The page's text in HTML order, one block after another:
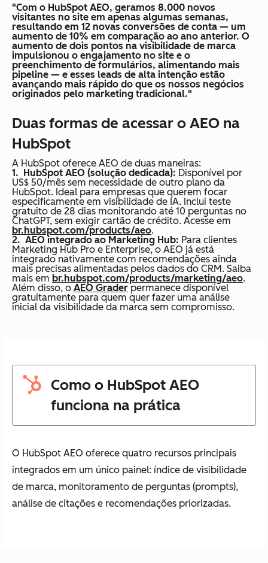
"Com o HubSpot AEO, geramos 8.000 novos
visitantes no site em apenas algumas semanas,
resultando em 12 novas conversões de conta — um
aumento de 10% em comparação ao ano anterior. O
aumento de dois pontos na visibilidade de marca
impulsionou o engajamento no site e o
preenchimento de formulários, alimentando mais
pipeline — e esses leads de alta intenção estão
avançando mais rápido do que os nossos negócios
originados pelo marketing tradicional."
Duas formas de acessar o AEO na
HubSpot
A HubSpot oferece AEO de duas maneiras:
HubSpot AEO (solução dedicada): Disponível por
US$ 50/mês sem necessidade de outro plano da
HubSpot. Ideal para empresas que querem focar
especificamente em visibilidade de IA. Inclui teste
gratuito de 28 dias monitorando até 10 perguntas no
ChatGPT, sem exigir cartão de crédito. Acesse em
br.hubspot.com/products/aeo.
AEO integrado ao Marketing Hub: Para clientes
Marketing Hub Pro e Enterprise, o AEO já está
integrado nativamente com recomendações ainda
mais precisas alimentadas pelos dados do CRM. Saiba
mais em br.hubspot.com/products/marketing/aeo.
Além disso, o AEO Graderpermanece disponível
gratuitamente para quem quer fazer uma análise
inicial da visibilidade da marca sem compromisso.
Como o HubSpot AEO
funciona na prática
O HubSpot AEO oferece quatro recursos principais
integrados em um único painel: índice de visibilidade
de marca, monitoramento de perguntas (prompts),
análise de citações e recomendações priorizadas.